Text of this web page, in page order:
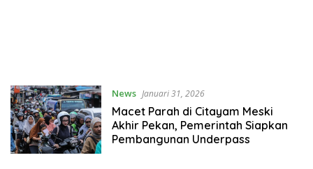
News Januari 31, 2026
Macet Parah di Citayam Meski
Akhir Pekan, Pemerintah Siapkan
Pembangunan Underpass